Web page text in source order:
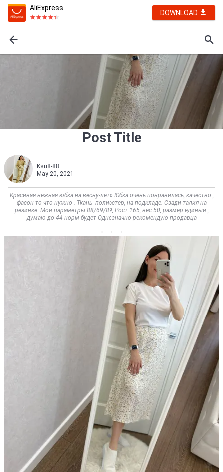
AliExpress
DOWNLOAD
Post Title
Ksu8-88
May 20, 2021
Красивая нежная юбка на весну-лето Юбка очень понравилась, качество ,
фасон то что нужно . Ткань -полиэстер, на подкладе. Сзади талия на
резинке. Мои параметры 88/69/89, Рост 165, вес 50, размер единый ,
думаю до 44 норм будет Однозначно рекомендую продавца